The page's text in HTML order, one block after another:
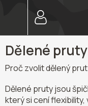
Dělené pruty
Proč zvolit dělený
Dělené pruty jsou
který si cení